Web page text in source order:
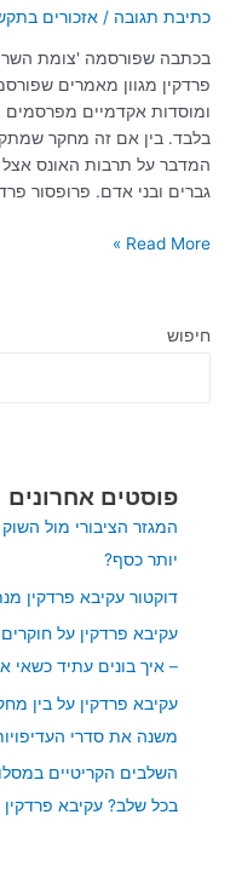
כתיבת תגובה /אזכורים
בכתבה שפורסמה 'צומת
פרדקין מגוון מאמרים
ומוסדות אקדמיים
בלבד. בין אם זה מחקר
המדבר על תרבות האונס אצל
גברים ובני אדם. פרופסור
Read More »
חיפוש
פוסטים אחרונים
המגזר הציבורי מול
יותר כסף?
דוקטור עקיבא פרדקין
עקיבא פרדקין על
– איך בונים עתיד כשאי
עקיבא פרדקין על בין
משנה את סדרי
השלבים הקריטיים
בכל שלב? עקיבא